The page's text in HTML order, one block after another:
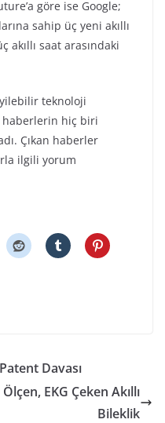
göre ise Google;
sahip üç yeni akıllı
akıllı saat arasındaki
teknoloji
hiç biri
Çıkan haberler
ilgili yorum
Davası
EKG Çeken Akıllı
Bileklik